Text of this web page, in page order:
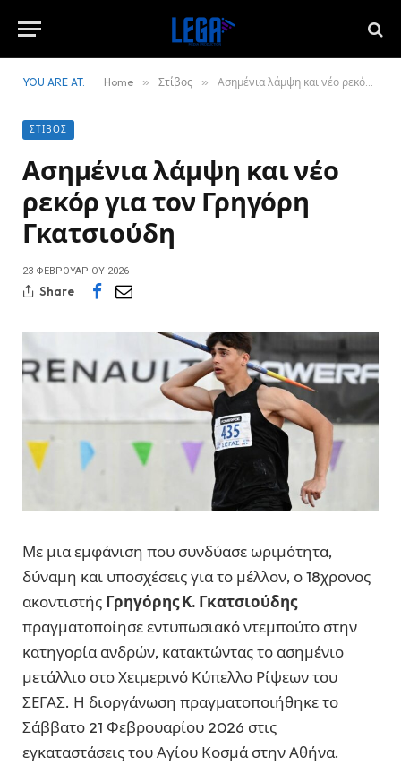
YOU ARE AT: Home » Στίβος » Ασημένια λάμψη και νέο ρεκόρ για τον Γρηγόρη Γκατσιούδη
ΣΤΊΒΟΣ
Ασημένια λάμψη και νέο
ρεκόρ για τον Γρηγόρη
Γκατσιούδη
23 ΦΕΒΡΟΥΑΡΊΟΥ 2026
Share
Με μια εμφάνιση που συνδύασε ωριμότητα,
δύναμη και υποσχέσεις για το μέλλον, ο 18χρονος
ακοντιστής Γρηγόρης Κ. Γκατσιούδης
πραγματοποίησε εντυπωσιακό ντεμπούτο στην
κατηγορία ανδρών, κατακτώντας το ασημένιο
μετάλλιο στο Χειμερινό Κύπελλο Ρίψεων του
ΣΕΓΑΣ. Η διοργάνωση πραγματοποιήθηκε το
Σάββατο 21 Φεβρουαρίου 2026 στις
εγκαταστάσεις τουΑγίου Κοσμά στην Αθήνα.